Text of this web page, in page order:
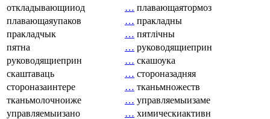
откладывающииод
… плавающаятормоз
плавающаяупаков
… пракладны
пракладчык
… пятлічны
пятна
… руководящиеприн
руководящиеприн
… скашоука
скаштаваць
… стороназадняя
стороназаинтере
… тканьмножеств
тканьмолочноиже
… управляемыизаме
управляемыизано
… химическиактивн